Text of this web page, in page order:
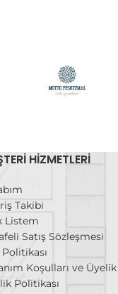
HIZMETLERI
Takibi
Listem
Satış Sözleşmesi
Politikası
Koşulları ve
Politikası